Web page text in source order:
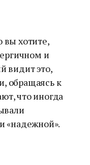
хотите,
и
видит это,
обращаясь к
что иногда
«надежной».